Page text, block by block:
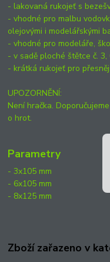
- lakovaná rukojeť s
- vhodné pro malbu
olejovými i modelářskými
- vhodné pro modeláře,
- v sadě ploché štětce č. 3,
- krátká rukojeť pro
UPOZORNĚNÍ:
Není hračka.
o hrot.
Parametry
- 3x105 mm
- 6x105 mm
- 8x125 mm
Zboží zařazeno v